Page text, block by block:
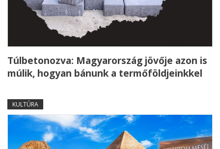
Túlbetonozva: Magyarország jövője azon is
múlik, hogyan bánunk a termőföldjeinkkel
KULTÚRA